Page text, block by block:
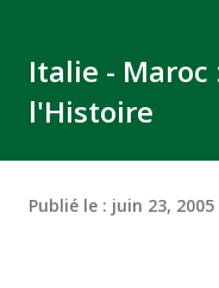
Italie -
l'Histoire
Publié le : juin 23, 2005